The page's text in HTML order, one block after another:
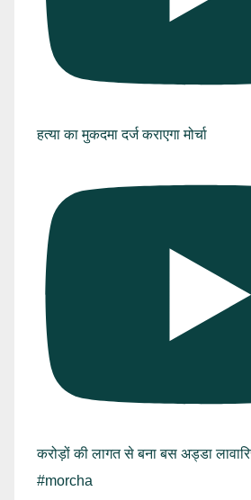
हत्या का मुकदमा दर्ज कराएगा मोर्चा
करोड़ों की लागत से बना बस अड्डा
#morcha